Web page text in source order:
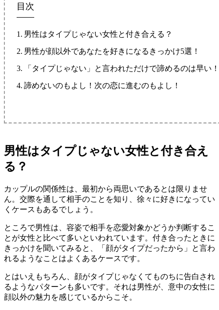
目次
男性はタイプじゃない女性と付き合える？
男性が顔以外であなたを好きになるきっかけ5選！
「タイプじゃない」と言われただけで諦めるのは早い
諦めないのもよし！次の恋に進むのもよし！
男性はタイプじゃない女性と付き合え
る？
カップルの関係性は、最初から両思いであるとは限りませ
ん。交際を通して相手のことを知り、徐々に好きになってい
くケースもあるでしょう。
ところで男性は、容姿で相手を恋愛対象かどうか判断するこ
とが女性と比べて多いといわれています。付き合ったときに
きっかけを聞いてみると、「顔がタイプだったから」と言わ
れるようなことはよくあるケースです。
とはいえもちろん、顔がタイプじゃなくてものちに告白され
るようなパターンも多いです。それは男性が、意中の女性に
顔以外の魅力を感じているからこそ。